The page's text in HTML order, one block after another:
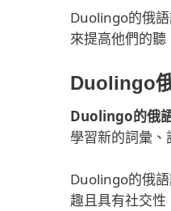
Duolingo的俄
來提高他們的
Duolingo
Duolingo的俄
學習新的詞彙
Duolingo的俄
趣且具有社交性